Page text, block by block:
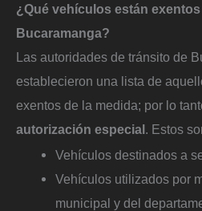
¿Qué vehículos están
Bucaramanga?
Las autoridades de tránsito de
establecieron una lista de
exentos de la medida; por lo
autorización especial. Estos
Vehículos destinados a
Vehículos utilizados por
municipal y del